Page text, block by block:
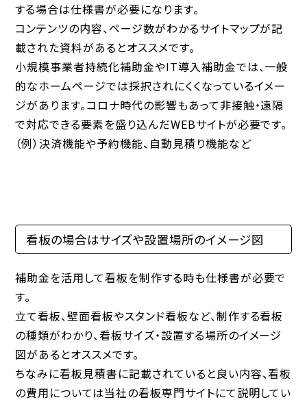
する場合は仕様書が必要になります。
コンテンツの内容、ページ数がわかるサイトマップが記
載された資料があるとオススメです。
小規模事業者持続化補助金やIT導入補助金では、一般
的なホームページでは採択されにくくなっているイメー
ジがあります。コロナ時代の影響もあって非接触・遠隔
で対応できる要素を盛り込んだWEBサイトが必要です。
（例）決済機能や予約機能、自動見積り機能など
看板の場合はサイズや設置場所のイメージ図
補助金を活用して看板を制作する時も仕様書が必要で
す。
立て看板、壁面看板やスタンド看板など、制作する看板
の種類がわかり、看板サイズ・設置する場所のイメージ
図があるとオススメです。
ちなみに看板見積書に記載されていると良い内容、看板
の費用については当社の看板専門サイトにて説明してい